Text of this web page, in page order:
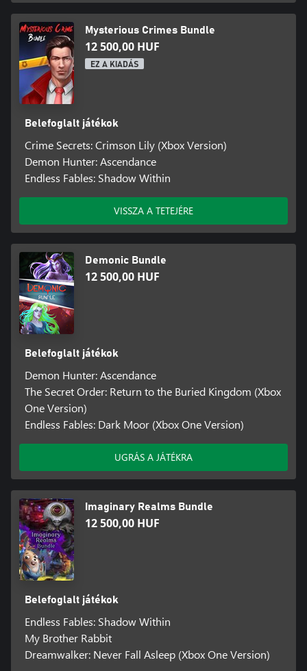
Mysterious Crimes Bundle
12 500,00 HUF
EZ A KIADÁS
Belefoglalt játékok
Crime Secrets: Crimson Lily (Xbox Version)
Demon Hunter: Ascendance
Endless Fables: Shadow Within
VISSZA A TETEJÉRE
Demonic Bundle
12 500,00 HUF
Belefoglalt játékok
Demon Hunter: Ascendance
The Secret Order: Return to the Buried Kingdom (Xbox
One Version)
Endless Fables: Dark Moor (Xbox One Version)
UGRÁS A JÁTÉKRA
Imaginary Realms Bundle
12 500,00 HUF
Belefoglalt játékok
Endless Fables: Shadow Within
My Brother Rabbit
Dreamwalker: Never Fall Asleep (Xbox One Version)